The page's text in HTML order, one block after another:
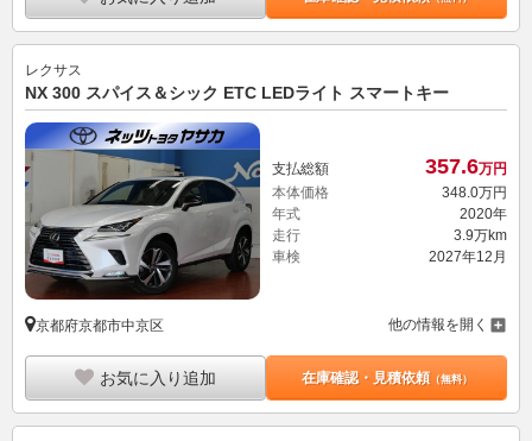
レクサス
NX 300 スパイス＆シック ETC LEDライト スマートキー
支払総額 357.6万円
本体価格
348.0万円
年式
2020年
走行
3.9万km
車検
2027年12月
京都府京都市中京区 他の情報を開く
お気に入り追加 在庫確認・見積依頼（無料）